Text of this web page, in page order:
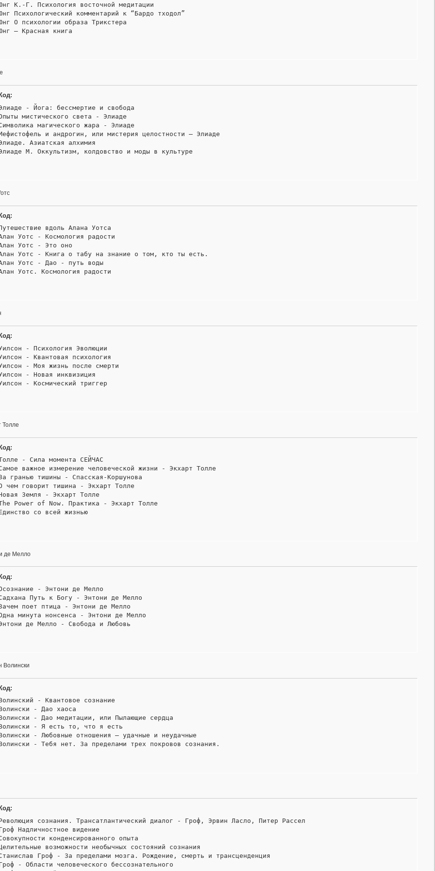
К.-Г. Психология восточной медитации
Психологический комментарий к “Бардо тходол”
О психологии образа Трикстера
– Красная книга
Код:
- Йога: бессмертие и свобода
мистического света - Элиаде
магического жара - Элиаде
и андрогин, или мистерия целостности — Элиаде
Азиатская алхимия
М. Оккультизм, колдовство и моды в культуре
Код:
вдоль Алана Уотса
Уотс - Космология радости
Уотс - Это оно
Уотс - Книга о табу на знание о том, кто ты есть.
Уотс - Дао - путь воды
Уотс. Космология радости
Код:
- Психология Эволюции
- Квантовая психология
- Моя жизнь после смерти
- Новая инквизиция
- Космический триггер
Толле
Код:
- Сила момента СЕЙЧАС
важное измерение человеческой жизни - Экхарт Толле
гранью тишины - Спасская-Коршунова
чем говорит тишина - Экхарт Толле
Земля - Экхарт Толле
Power of Now. Практика - Экхарт Толле
со всей жизнью
де Мелло
- Энтони де Мелло
Путь к Богу - Энтони де Мелло
поет птица - Энтони де Мелло
минута нонсенса - Энтони де Мелло
де Мелло - Свобода и Любовь
Волински
Код:
- Квантовое сознание
- Дао хаоса
- Дао медитации, или Пылающие сердца
- Я есть то, что я есть
- Любовные отношения — удачные и неудачные
- Тебя нет. За пределами трех покровов сознания.
Код:
сознания. Трансатлантический диалог - Гроф, Эрвин Ласло, Питер Рассел
Надличностное видение
конденсированного опыта
возможности необычных состояний сознания
Гроф - За пределами мозга. Рождение, смерть и трансценденция
- Области человеческого бессознательного